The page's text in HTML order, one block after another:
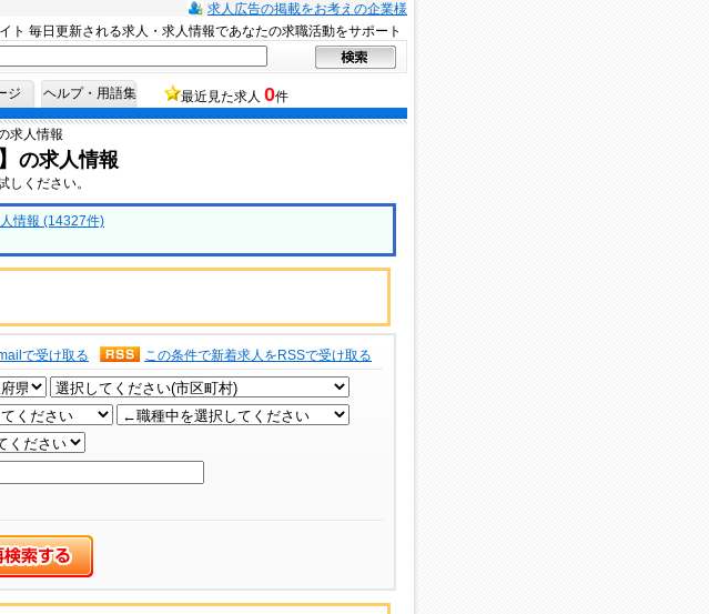
求人広告の掲載をお考えの企業様
ト 毎日更新される求人・求人情報であなたの求職活動をサポート
ジ ヘルプ・用語集 最近見た求人 0件
求人情報
の求人情報
ください。
情報 (14327件)
この条件で新着求人をRSSで受け取る
で受け取る